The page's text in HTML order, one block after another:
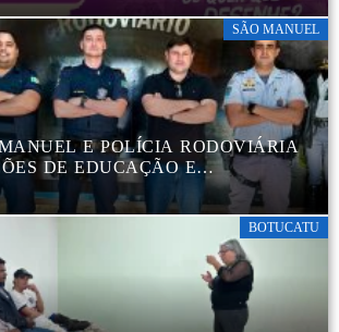
SÃO MANUEL
E POLÍCIA RODOVIÁRIA
DE EDUCAÇÃO E
TRÂNSITO
BOTUCATU